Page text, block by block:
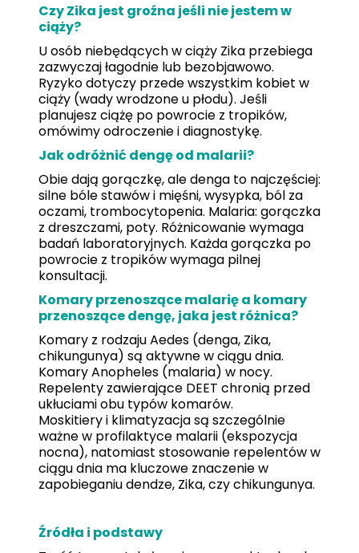
Czy Zika jest groźna jeśli nie jestem w
ciąży?
U osób niebędących w ciąży Zika przebiega
zazwyczaj łagodnie lub bezobjawowo.
Ryzyko dotyczy przede wszystkim kobiet w
ciąży (wady wrodzone u płodu). Jeśli
planujesz ciążę po powrocie z tropików,
omówimy odroczenie i diagnostykę.
Jak odróżnić dengę od malarii?
Obie dają gorączkę, ale denga to najczęściej:
silne bóle stawów i mięśni, wysypka, ból za
oczami, trombocytopenia. Malaria: gorączka
z dreszczami, poty. Różnicowanie wymaga
badań laboratoryjnych. Każda gorączka po
powrocie z tropików wymaga pilnej
konsultacji.
Komary przenoszące malarię a komary
przenoszące dengę, jaka jest różnica?
Komary z rodzaju Aedes (denga, Zika,
chikungunya) są aktywne w ciągu dnia.
Komary Anopheles (malaria) w nocy.
Repelenty zawierające DEET chronią przed
ukłuciami obu typów komarów.
Moskitiery i klimatyzacja są szczególnie
ważne w profilaktyce malarii (ekspozycja
nocna), natomiast stosowanie repelentów w
ciągu dnia ma kluczowe znaczenie w
zapobieganiu dendze, Zika, czy chikungunya.
Źródła i podstawy